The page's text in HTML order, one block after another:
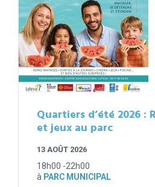
Quartiers d’été 2026 :
et jeux au parc
13 AOÛT 2026
18h00 -22h00
à PARC MUNICIPAL